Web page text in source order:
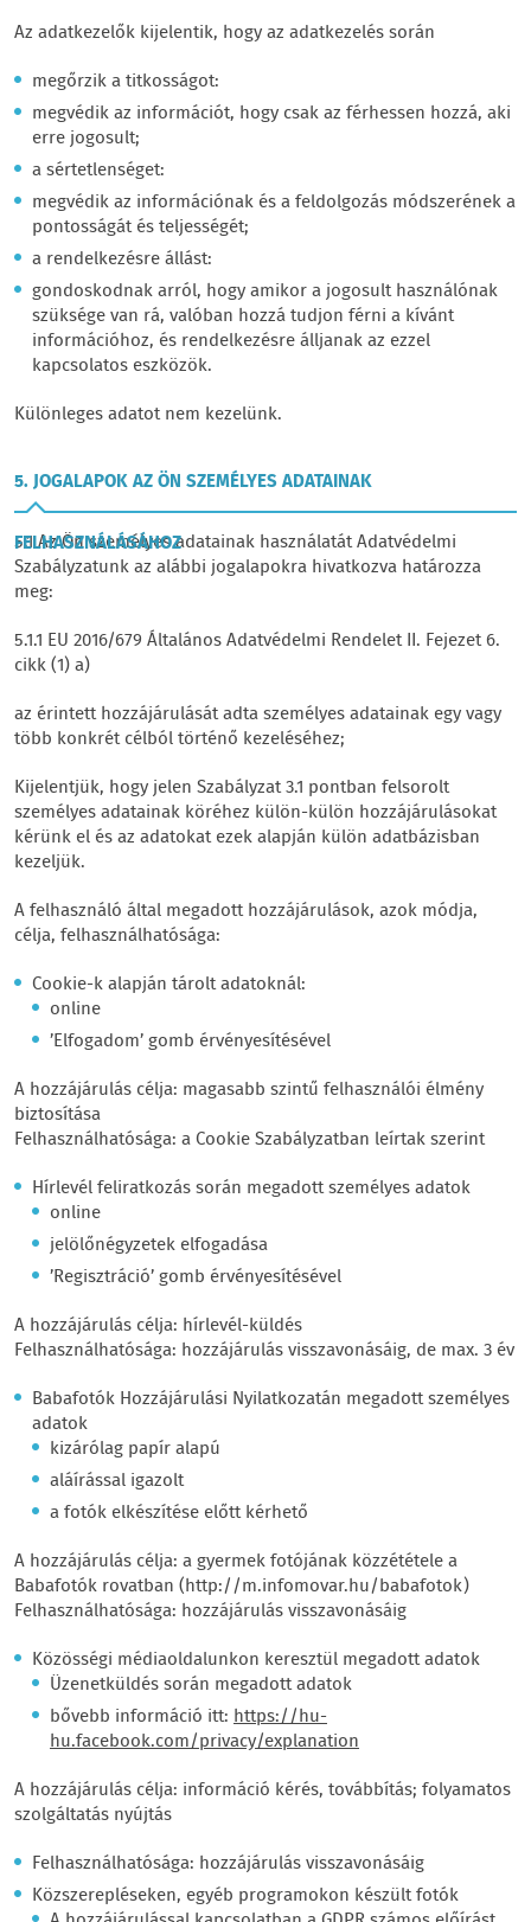
Az adatkezelők kijelentik, hogy az adatkezelés során
megőrzik a titkosságot:
megvédik az információt, hogy csak az férhessen hozzá, aki
erre jogosult;
a sértetlenséget:
megvédik az információnak és a feldolgozás módszerének a
pontosságát és teljességét;
a rendelkezésre állást:
gondoskodnak arról, hogy amikor a jogosult használónak
szüksége van rá, valóban hozzá tudjon férni a kívánt
információhoz, és rendelkezésre álljanak az ezzel
kapcsolatos eszközök.
Különleges adatot nem kezelünk.
5. JOGALAPOK AZ ÖN SZEMÉLYES ADATAINAK
FELHASZNÁLÁSÁHOZ
5.1 Az Ön személyes adatainak használatát Adatvédelmi
Szabályzatunk az alábbi jogalapokra hivatkozva határozza
meg:
5.1.1 EU 2016/679 Általános Adatvédelmi Rendelet II. Fejezet 6.
cikk (1) a)
az érintett hozzájárulását adta személyes adatainak egy vagy
több konkrét célból történő kezeléséhez;
Kijelentjük, hogy jelen Szabályzat 3.1 pontban felsorolt
személyes adatainak köréhez külön-külön hozzájárulásokat
kérünk el és az adatokat ezek alapján külön adatbázisban
kezeljük.
A felhasználó által megadott hozzájárulások, azok módja,
célja, felhasználhatósága:
Cookie-k alapján tárolt adatoknál:
online
’Elfogadom’ gomb érvényesítésével
A hozzájárulás célja: magasabb szintű felhasználói élmény
biztosítása
Felhasználhatósága: a Cookie Szabályzatban leírtak szerint
Hírlevél feliratkozás során megadott személyes adatok
online
jelölőnégyzetek elfogadása
’Regisztráció’ gomb érvényesítésével
A hozzájárulás célja: hírlevél-küldés
Felhasználhatósága: hozzájárulás visszavonásáig, de max. 3 év
Babafotók Hozzájárulási Nyilatkozatán megadott személyes
adatok
kizárólag papír alapú
aláírással igazolt
a fotók elkészítése előtt kérhető
A hozzájárulás célja: a gyermek fotójának közzététele a
Babafotók rovatban (http://m.infomovar.hu/babafotok)
Felhasználhatósága: hozzájárulás visszavonásáig
Közösségi médiaoldalunkon keresztül megadott adatok
Üzenetküldés során megadott adatok
bővebb információ itt: https://hu-
hu.facebook.com/privacy/explanation
A hozzájárulás célja: információ kérés, továbbítás; folyamatos
szolgáltatás nyújtás
Felhasználhatósága: hozzájárulás visszavonásáig
Közszerepléseken, egyéb programokon készült fotók